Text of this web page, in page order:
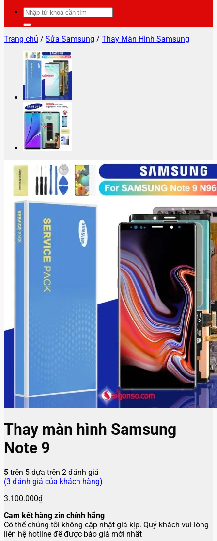
Tìm
kiếm:
Trang chủ / Sửa Samsung / Thay Màn Hình Samsung
Thay màn hình Samsung
Note 9
5 trên 5 dựa trên 2 đánh giá
(3 đánh giá của khách hàng)
3.100.000₫
Cam kết hàng zin chính hãng
Có thể chúng tôi không cập nhật giá kịp. Quý khách vui lòng
liên hệ hotline để được báo giá mới nhất